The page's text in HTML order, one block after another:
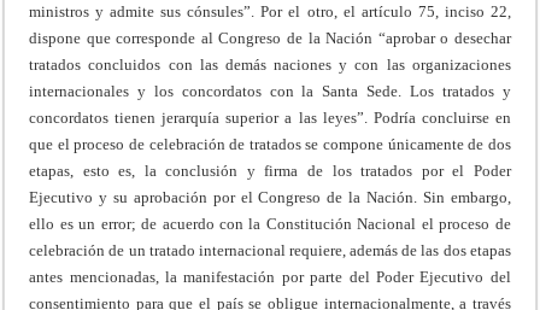
ministros y admite sus cónsules”. Por el otro, el artículo 75, inciso 22,
dispone que corresponde al Congreso de la Nación “aprobar o desechar
tratados concluidos con las demás naciones y con las organizaciones
internacionales y los concordatos con la Santa Sede. Los tratados y
concordatos tienen jerarquía superior a las leyes”. Podría concluirse en
que el proceso de celebración de tratados se compone únicamente de dos
etapas, esto es, la conclusión y firma de los tratados por el Poder
Ejecutivo y su aprobación por el Congreso de la Nación. Sin embargo,
ello es un error; de acuerdo con la Constitución Nacional el proceso de
celebración de un tratado internacional requiere, además de las dos etapas
antes mencionadas, la manifestación por parte del Poder Ejecutivo del
consentimiento para que el país se obligue internacionalmente, a través